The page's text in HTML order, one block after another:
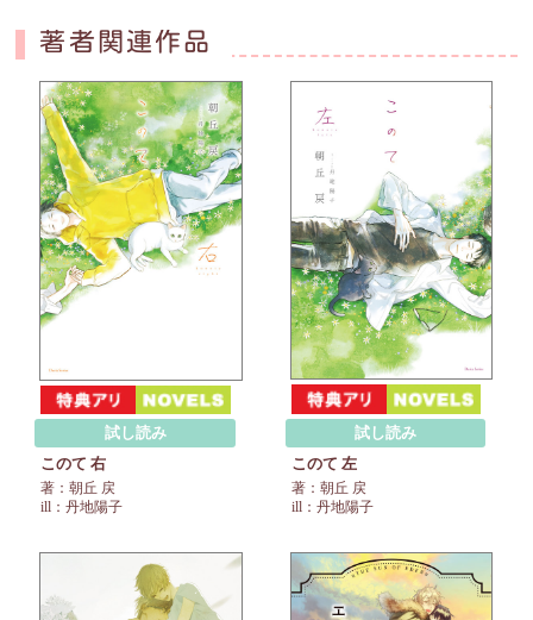
著者関連作品
試し読み
このて 右
著：朝丘 戻
ill：丹地陽子
試し読み
このて 左
著：朝丘 戻
ill：丹地陽子